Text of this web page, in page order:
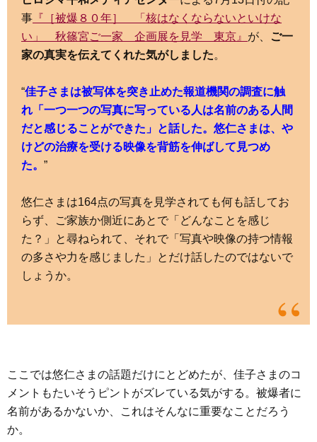
事 『［被爆８０年］ 「核はなくならないといけな
い」 秋篠宮ご一家 企画展を見学 東京』 が、 ご一
家の真実を伝えてくれた気がしました。
“佳子さまは被写体を突き止めた報道機関の調査に触
れ「一つ一つの写真に写っている人は名前のある人間
だと感じることができた」と話した。悠仁さまは、や
けどの治療を受ける映像を背筋を伸ばして見つめ
た。 ”
悠仁さまは164点の写真を見学されても何も話してお
らず、ご家族か側近にあとで「どんなことを感じ
た？」と尋ねられて、それで「写真や映像の持つ情報
の多さや力を感じました」とだけ話したのではないで
しょうか。
ここでは悠仁さまの話題だけにとどめたが、佳子さまのコ
メントもたいそうピントがズレている気がする。被爆者に
名前があるかないか、これはそんなに重要なことだろう
か。